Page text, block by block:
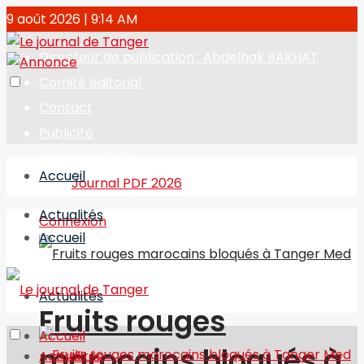
9 août 2026 | 9:14 AM
Directeur de publication : Abdelhak BAKHAT
Journal PDF 2026
Connexion
Accueil
Actualités
Fruits rouges
Accueil
Actualités
Accueil
Actualités